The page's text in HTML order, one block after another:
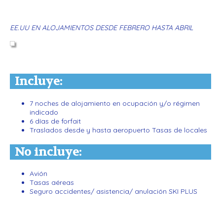
EE.UU EN ALOJAMIENTOS DESDE FEBRERO HASTA ABRIL
Incluye:
7 noches de alojamiento en ocupación y/o régimen
indicado
6 días de forfait
Traslados desde y hasta aeropuerto Tasas de locales
No incluye:
Avión
Tasas aéreas
Seguro accidentes/ asistencia/ anulación SKI PLUS